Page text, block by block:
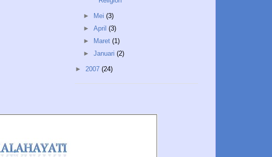
► Mei (3)
► April (3)
►
Maret (1)
► Januari (2)
► 2007 (24)